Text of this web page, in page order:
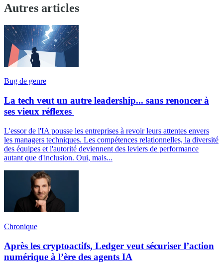
Autres articles
Bug de genre
La tech veut un autre leadership... sans renoncer à
ses vieux réflexes
L'essor de l'IA pousse les entreprises à revoir leurs attentes envers
les managers techniques. Les compétences relationnelles, la diversité
des équipes et l'autorité deviennent des leviers de performance
autant que d'inclusion. Oui, mais...
Chronique
Après les cryptoactifs, Ledger veut sécuriser l’action
numérique à l’ère des agents IA